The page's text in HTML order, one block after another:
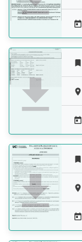








